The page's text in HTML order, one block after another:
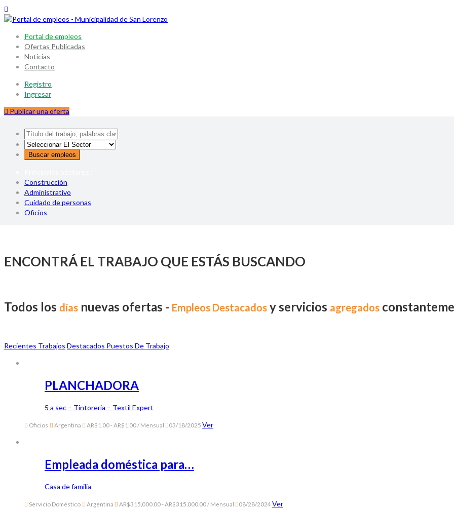
Portal de empleos
Ofertas Publicadas
Noticias
Contacto
Registro
Ingresar
Publicar una oferta
Construcción
Administrativo
Cuidado de personas
Oficios
ENCONTRÁ EL TRABAJO QUE ESTÁS BUSCANDO
Todos los días nuevas ofertas - Empleos Destacados y servicios agregados
Recientes Trabajos Destacados Puestos De Trabajo
PLANCHADORA
5 a sec – Tintoreria – Textil Expert
Oficios Argentina AR$1.00 - AR$1.00 / Mensual 03/18/2025 Ver
Empleada doméstica para…
Casa de familia
Servicio Doméstico Argentina AR$315,000.00 - AR$315,000.00 / Mensual 08/28/2024 Ver